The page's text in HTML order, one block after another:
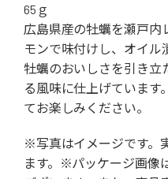
65ｇ
広島県産の牡蠣を瀬戸内
モンで味付けし、オイル
牡蠣のおいしさを引き立
る風味に仕上げています
てお楽しみください。
※写真はイメージです。
ます。※パッケージ画像